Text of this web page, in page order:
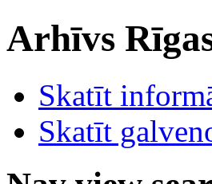
Arhīvs
Skatīt
Skatīt